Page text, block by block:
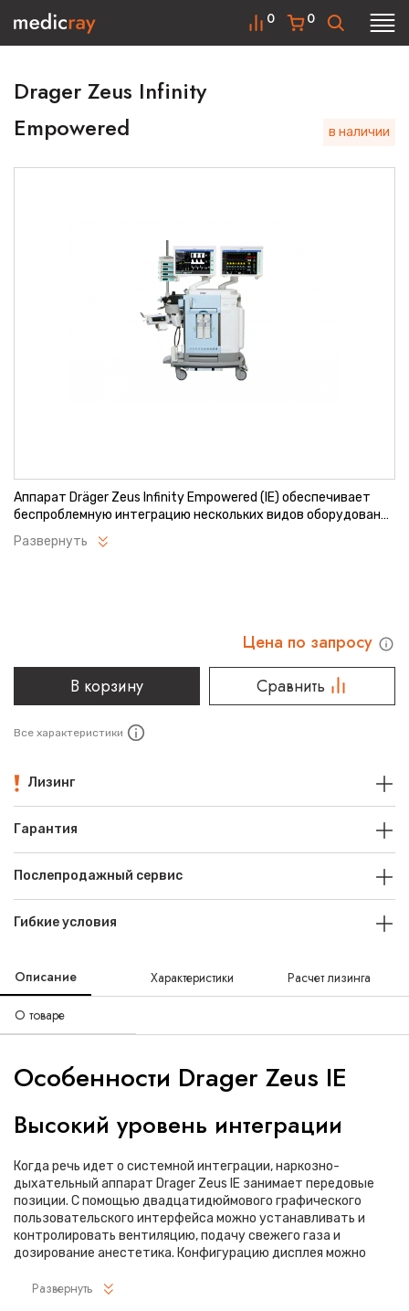
0
0
Drager Zeus Infinity
Empowered
в наличии
Аппарат Dräger Zeus Infinity Empowered (IE) обеспечивает
беспроблемную интеграцию нескольких видов оборудования
для вентиляции, терапии, мониторинга, управления
информацией и поддержки принятия решений в едином
Развернуть
Цена по запросу
В корзину
Сравнить
Все характеристики
Лизинг
Гарантия
Послепродажный сервис
Гибкие условия
Описание Характеристики Расчет лизинга
О товаре
Особенности Drager Zeus IE
Высокий уровень интеграции
Когда речь идет о системной интеграции, наркозно-
дыхательный аппарат Drager Zeus IE занимает передовые
позиции. С помощью двадцатидюймового графического
пользовательского интерфейса можно устанавливать и
контролировать вентиляцию, подачу свежего газа и
дозирование анестетика. Конфигурацию дисплея можно
интегрированных данных мониторинга состояния пациента.
Развернуть